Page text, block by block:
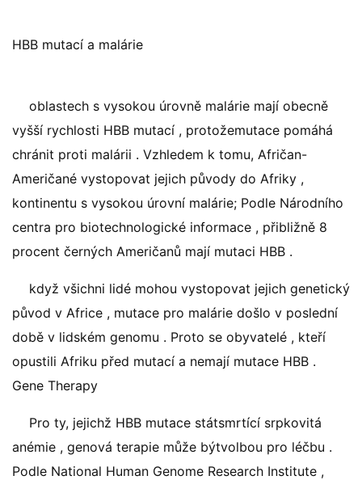
HBB mutací a malárie
oblastech s vysokou úrovně malárie mají obecně
vyšší rychlosti HBB mutací , protožemutace pomáhá
chránit proti malárii . Vzhledem k tomu, Afričan-
Američané vystopovat jejich původy do Afriky ,
kontinentu s vysokou úrovní malárie; Podle Národního
centra pro biotechnologické informace , přibližně 8
procent černých Američanů mají mutaci HBB .
když všichni lidé mohou vystopovat jejich genetický
původ v Africe , mutace pro malárie došlo v poslední
době v lidském genomu . Proto se obyvatelé , kteří
opustili Afriku před mutací a nemají mutace HBB .
Gene Therapy
Pro ty, jejichž HBB mutace státsmrtící srpkovitá
anémie , genová terapie může býtvolbou pro léčbu .
Podle National Human Genome Research Institute ,